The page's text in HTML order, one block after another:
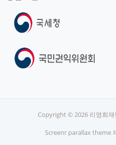
Copyright © 2026 리영희재
Screenr parallax theme